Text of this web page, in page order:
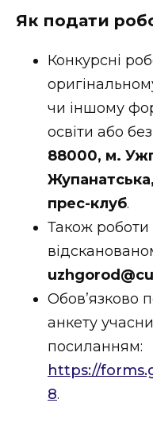
Як подати
Конкурсні
чи іншому
освіти або
88000, м.
прес-клуб.
Також
Обов’язково
анкету
посиланням:
https://
8.